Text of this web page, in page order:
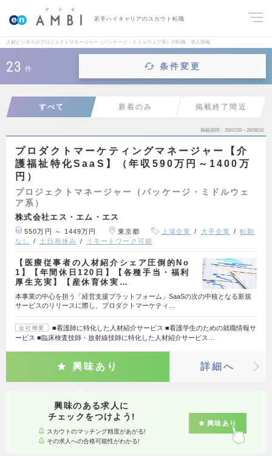
若手ハイキャリアのスカウト転職
人材ビジネスのプロジェクトマネージャー（パッケージ・ミドルウェア系）の転職・求人情報
23 件 条件変更
すべて 新着のみ 掲載終了間近
掲載期間 26/07/28～26/08/10
プロダクトマーケティングマネージャー【介
護福祉特化SaaS】（年収590万円～1400万
円）
プロジェクトマネージャー（パッケージ・ミドルウェ
ア系）
株式会社エス・エム・エス
550万円 ～ 1449万円 東京都 上場企業 大手企業
転勤
なし
土日祝休み リモートワーク可能
【医療従事者の人材紹介シェア圧倒的No
1】【年間休日120日】【各種手当・福利
厚生充実】【産休育休実…
本事業の中心を担う「経営支援プラットフォーム」SaaSの次の中核となる新規
サービスのリリースに際し、プロダクトマーケティ…
会社概要
■看護師に特化した人材紹介サービス ■看護学生のための就職情報サ
ービス ■臨床検査技師・放射線技師に特化した人材紹介サービス…
興味あり 詳細へ
興味のある求人に
チェックをつけよう!
スカウトのマッチング精度があがる!
その求人への合格可能性がわかる!
興味あり